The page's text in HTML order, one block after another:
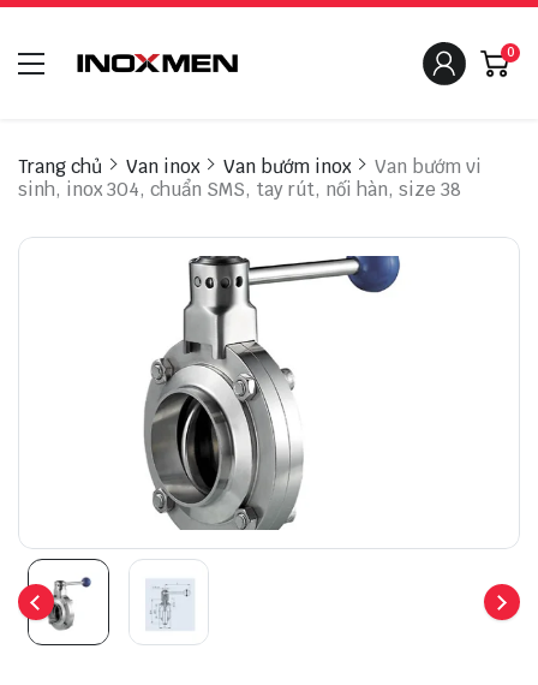
0
Trang chủ Van inox Van bướm inox
Van bướm vi
sinh, inox 304, chuẩn SMS, tay rút, nối hàn, size 38